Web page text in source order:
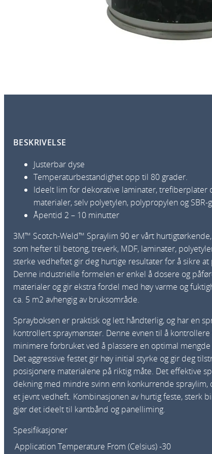
BESKRIVELSE
Justerbar dyse
Temperaturbestandighet opp til 80 grader.
Ideelt lim for dekorative laminater, trefiberplater
materialer, selv polyetylen, polypropylen og SBR-
Åpentid 2 – 10 minutter
3M™ Scotch-Weld™ Spraylim 90 er vårt
som hefter til betong, treverk, MDF, laminater,
sterke vedheftet gir deg hurtige resultater for å sikre
Denne industrielle formelen er enkel å dosere og
materialer og gir ekstra fordel med høy varme og
ca. 5 m2 avhengig av bruksområde.
Sprayboksen er praktisk og lett håndterlig, og har en
kontrollert spraymønster. Denne evnen til å
minimere forbruket ved å plassere en optimal
Det aggressive festet gir høy initial styrke og gir deg
posisjonere materialene på riktig måte. Det effektive
dekning med mindre svinn enn konkurrende spraylim,
et jevnt vedheft. Kombinasjonen av hurtig feste, sterk
gjør det ideelt til kantbånd og panelliming.
Spesifikasjoner
Application Temperature From (Celsius)-30